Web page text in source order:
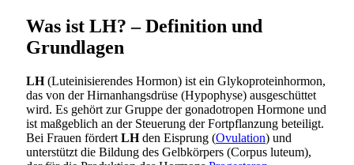
Was ist LH? – Definition und
Grundlagen
LH(Luteinisierendes Hormon) ist ein Glykoproteinhormon,
das von der Hirnanhangsdrüse (Hypophyse) ausgeschüttet
wird. Es gehört zur Gruppe der gonadotropen Hormone und
ist maßgeblich an der Steuerung der Fortpflanzung beteiligt.
Bei Frauen fördert LHden Eisprung (Ovulation) und
unterstützt die Bildung des Gelbkörpers (Corpus luteum),